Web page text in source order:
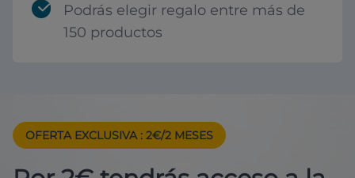
Podrás elegir regalo entre más de
150 productos
OFERTA EXCLUSIVA : 2€/2 MESES